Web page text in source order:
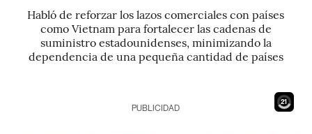
Habló de reforzar los lazos comerciales con países
como Vietnam para fortalecer las cadenas de
suministro estadounidenses, minimizando la
dependencia de una pequeña cantidad de países
19
PUBLICIDAD